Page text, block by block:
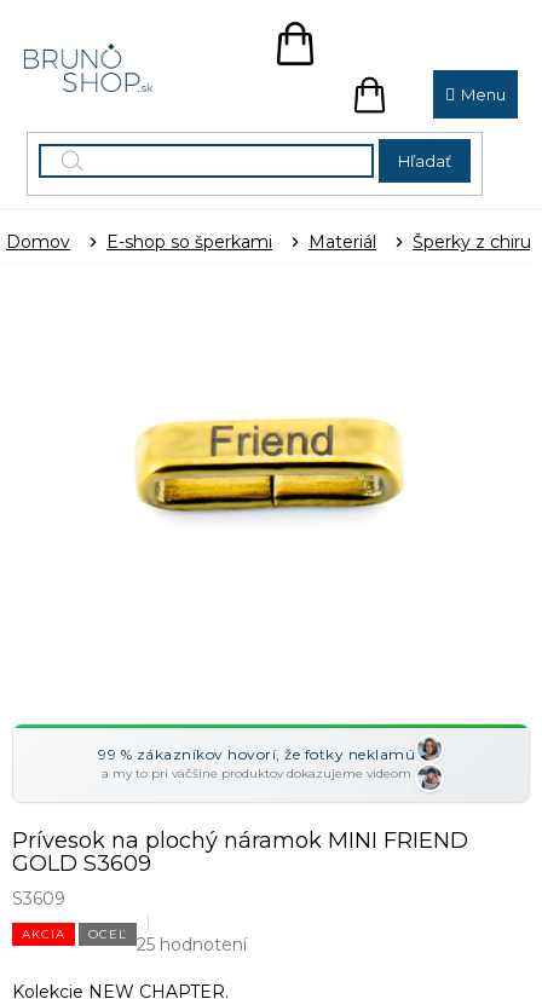
obsah
Hľadať
NÁKUPNÝ
NÁKUPNÝ
KOŠÍK
Domov E-shop so šperkami Materiál Šperky z
99 % zákazníkov hovorí, že fotky neklamú
a my to pri väčšine produktov dokazujeme videom
Prívesok na plochý náramok MINI FRIEND
GOLD S3609
S3609
AKCIA OCEĽ 25 hodnotení
Kolekcie NEW CHAPTER.